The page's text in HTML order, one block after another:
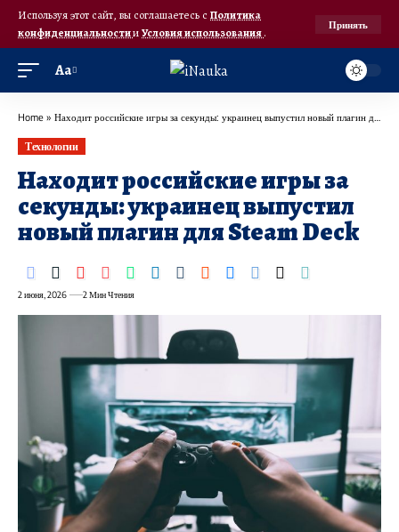
Используя этот сайт, вы соглашаетесь с Политика
конфиденциальностииУсловия использования.
Принять
Аа
Home » Находит российские игры за секунды: украинец выпустил новый плагин для Steam Deck
Технологии
Находит российские игры за
секунды: украинец выпустил
новый плагин для Steam Deck
2 июня, 2026 2 Мин Чтения